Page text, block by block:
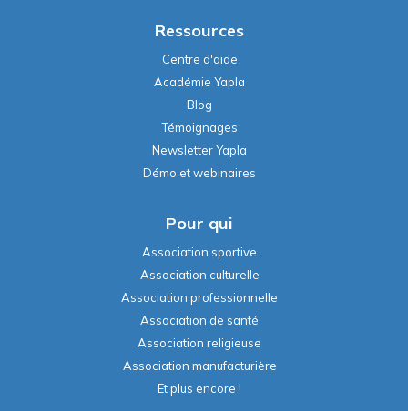
Ressources
Centre d'aide
Académie Yapla
Blog
Témoignages
Newsletter Yapla
Démo et webinaires
Pour qui
Association sportive
Association culturelle
Association professionnelle
Association de santé
Association religieuse
Association manufacturière
Et plus encore !